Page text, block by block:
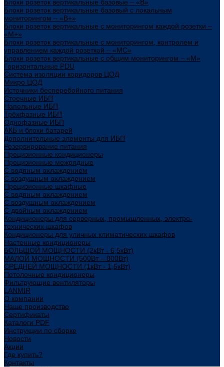
Блоки розеток вертикальные базовые – «В»
Блоки розеток вертикальные базовый с локальным
мониторингом – «В+»
Блоки розеток вертикальные с мониторингом каждой розетки –
«М+»
Блоки розеток вертикальные с мониторингом, контролем и
управлением каждой розеткой – «МС»
Блоки розеток вертикальные с общим мониторингом – «М»
Горизонтальные PDU
Система изоляции коридоров ЦОД
Микро ЦОД
Источники бесперебойного питания
Стоечные ИБП
Напольные ИБП
Трёхфазные ИБП
Однофазные ИБП
АКБ и блоки батарей
Дополнительные элементы для ИБП
Резервирование питания
Прецизионные кондиционеры
Прецизионные межрядные
С водяным охлаждением
С воздушным охлаждением
Прецизионные шкафные
С водяным охлаждением
С воздушным охлаждением
С двойным охлаждением
Кондиционеры для серверных, промышленных, электро-
технических шкафов
Кондиционеры для уличных климатических шкафов
Настенные кондиционеры
БОЛЬШОЙ МОЩНОСТИ (2кВт - 6,5кВт)
МАЛОЙ МОЩНОСТИ (500Вт – 800Вт)
СРЕДНЕЙ МОЩНОСТИ (1кВт - 1,5кВт)
Потолочные кондиционеры
Фильтрующие вентиляторы
LANMIR
О компании
Наше производство
Сертификаты
Каталоги PDF
Инструкции по сборке
Новости
Акции
Где купить?
Контакты